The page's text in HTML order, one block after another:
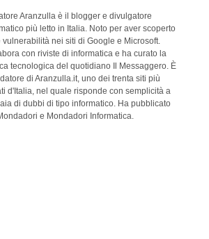
Aranzulla è il blogger e divulgatore
più letto in Italia. Noto per aver scoperto
vulnerabilità nei siti di Google e Microsoft.
con riviste di informatica e ha curato la
tecnologica del quotidiano Il Messaggero. È
di Aranzulla.it, uno dei trenta siti più
d'Italia, nel quale risponde con semplicità a
di dubbi di tipo informatico. Ha pubblicato
e Mondadori Informatica.